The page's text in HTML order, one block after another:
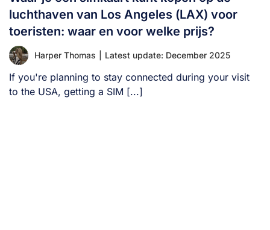
luchthaven van Los Angeles (LAX) voor
toeristen: waar en voor welke prijs?
Harper Thomas Latest update: December 2025
If you're planning to stay connected during your visit
to the USA, getting a SIM [...]